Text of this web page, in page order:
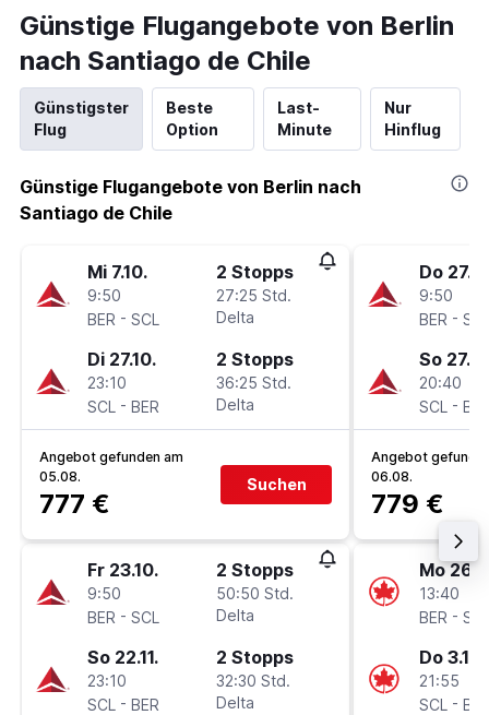
Günstige Flugangebote von Berlin
nach Santiago de Chile
Günstigster
Flug
Beste
Option
Last-
Minute
Nur
Hinflug
Günstige Flugangebote von Berlin nach
Santiago de Chile
Mi 7.10.
9:50
BER - SCL
2 Stopps
27:25 Std.
Delta
Di 27.10.
23:10
SCL - BER
2 Stopps
36:25 Std.
Delta
Angebot gefunden am
05.08.
777 €
Suchen
Fr 23.10.
9:50
BER - SCL
2 Stopps
50:50 Std.
Delta
So 22.11.
23:10
SCL - BER
2 Stopps
32:30 Std.
Delta
Do 27.8.
9:50
BER -
So 27.9.
20:40
SCL -
Angebot
06.08.
779 €
Mo
13:40
BER -
Do 3.12.
21:55
SCL -